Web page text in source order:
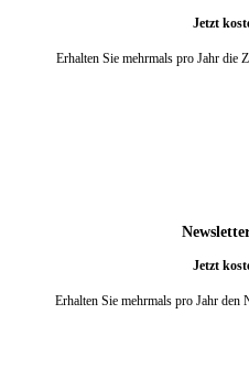
Jetzt
Erhalten Sie mehrmals pro Jahr die
Jetzt
Erhalten Sie mehrmals pro Jahr